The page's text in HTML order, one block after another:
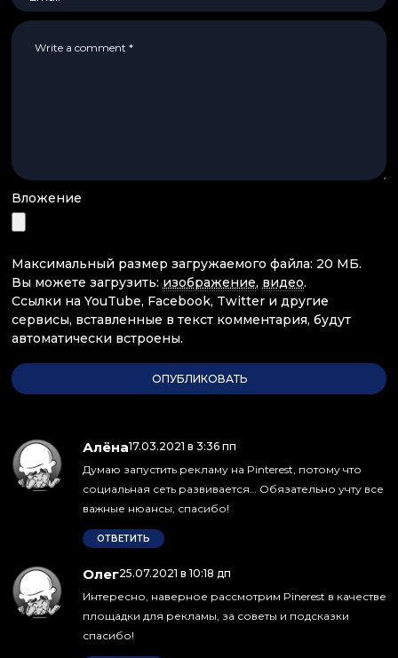
Вложение
Максимальный размер загружаемого файла: 20 МБ.
Вы можете загрузить: изображение, видео.
Ссылки на YouTube, Facebook, Twitter и другие
сервисы, вставленные в текст комментария, будут
автоматически встроены.
Алёна:17.03.2021 в 3:36 пп
Думаю запустить рекламу на Pinterest, потому что
социальная сеть развивается… Обязательно учту все
важные нюансы, спасибо!
ОТВЕТИТЬ
Олег:25.07.2021 в 10:18 дп
Интересно, наверное рассмотрим Pinerest в качестве
площадки для рекламы, за советы и подсказки
спасибо!